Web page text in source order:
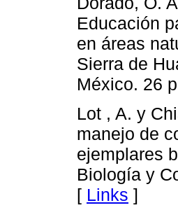
Educación
en áreas
Sierra de
México. 26
Lot , A. y
manejo de
ejemplares
Biología y
[ Links ]